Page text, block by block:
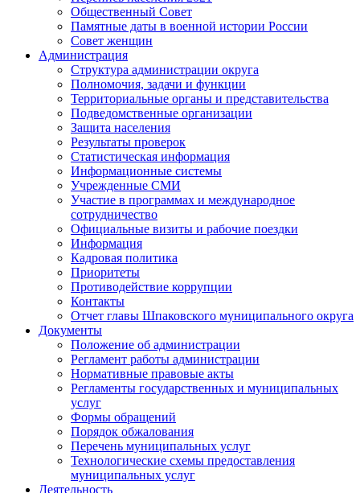
Общественный Совет
Памятные даты в военной истории России
Совет женщин
Администрация
Структура администрации округа
Полномочия, задачи и функции
Территориальные органы и представительства
Подведомственные организации
Защита населения
Результаты проверок
Статистическая информация
Информационные системы
Учрежденные СМИ
Участие в программах и международное
сотрудничество
Официальные визиты и рабочие поездки
Информация
Кадровая политика
Приоритеты
Противодействие коррупции
Контакты
Отчет главы Шпаковского муниципального округа
Документы
Положение об администрации
Регламент работы администрации
Нормативные правовые акты
Регламенты государственных и муниципальных
услуг
Формы обращений
Порядок обжалования
Перечень муниципальных услуг
Технологические схемы предоставления
муниципальных услуг
Деятельность